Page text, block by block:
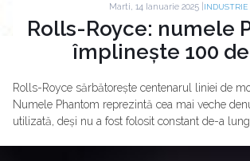
Marti, 14 Ianuarie 2025 | INDUSTRIE
Rolls-Royce: numele
împlinește 100
Rolls-Royce sărbătorește centenarul liniei de
Numele Phantom reprezintă cea mai veche
utilizată, deși nu a fost folosit constant de-a